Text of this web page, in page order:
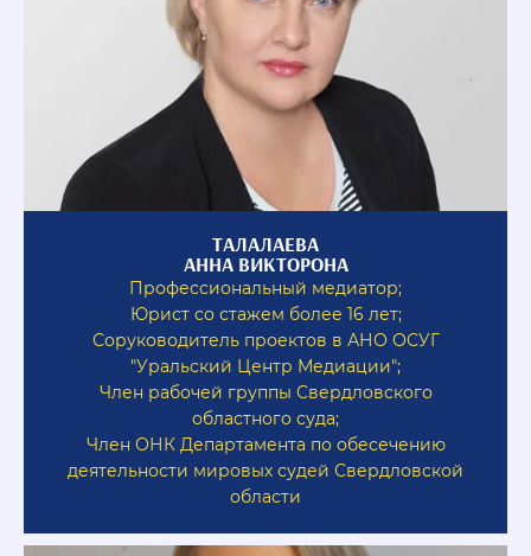
ТАЛАЛАЕВА
АННА ВИКТОРОНА
Профессиональный медиатор;
Юрист со стажем более 16 лет;
Соруководитель проектов в АНО ОСУГ
"Уральский Центр Медиации";
Член рабочей группы Свердловского
областного суда;
Член ОНК Департамента по обесечению
деятельности мировых судей Свердловской
области